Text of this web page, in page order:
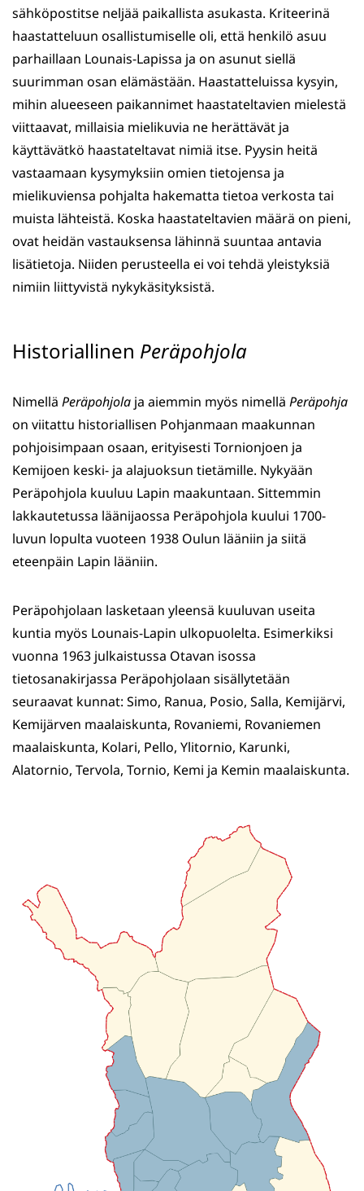
sähköpostitse neljää paikallista asukasta. Kriteerinä
haastatteluun osallistumiselle oli, että henkilö asuu
parhaillaan Lounais-Lapissa ja on asunut siellä
suurimman osan elämästään. Haastatteluissa kysyin,
mihin alueeseen paikannimet haastateltavien mielestä
viittaavat, millaisia mielikuvia ne herättävät ja
käyttävätkö haastateltavat nimiä itse. Pyysin heitä
vastaamaan kysymyksiin omien tietojensa ja
mielikuviensa pohjalta hakematta tietoa verkosta tai
muista lähteistä. Koska haastateltavien määrä on pieni,
ovat heidän vastauksensa lähinnä suuntaa antavia
lisätietoja. Niiden perusteella ei voi tehdä yleistyksiä
nimiin liittyvistä nykykäsityksistä.
Historiallinen Peräpohjola
Nimellä Peräpohjola ja aiemmin myös nimellä Peräpohja
on viitattu historiallisen Pohjanmaan maakunnan
pohjoisimpaan osaan, erityisesti Tornionjoen ja
Kemijoen keski- ja alajuoksun tietämille. Nykyään
Peräpohjola kuuluu Lapin maakuntaan. Sittemmin
lakkautetussa läänijaossa Peräpohjola kuului 1700-
luvun lopulta vuoteen 1938 Oulun lääniin ja siitä
eteenpäin Lapin lääniin.
Peräpohjolaan lasketaan yleensä kuuluvan useita
kuntia myös Lounais-Lapin ulkopuolelta. Esimerkiksi
vuonna 1963 julkaistussa Otavan isossa
tietosanakirjassa Peräpohjolaan sisällytetään
seuraavat kunnat: Simo, Ranua, Posio, Salla, Kemijärvi,
Kemijärven maalaiskunta, Rovaniemi, Rovaniemen
maalaiskunta, Kolari, Pello, Ylitornio, Karunki,
Alatornio, Tervola, Tornio, Kemi ja Kemin maalaiskunta.